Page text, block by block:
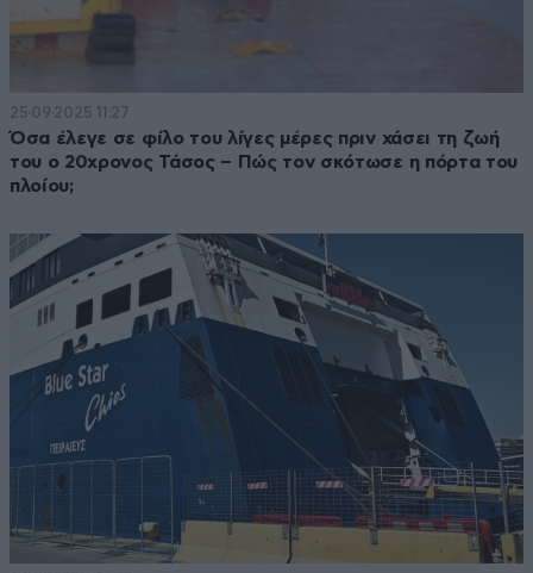
25·09·2025 11:27
Όσα έλεγε σε φίλο του λίγες μέρες πριν χάσει τη ζωή
του ο 20χρονος Τάσος – Πώς τον σκότωσε η πόρτα του
πλοίου;